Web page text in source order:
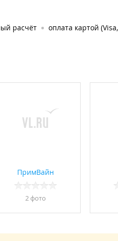
расчёт оплата картой
ПримВайн
2 фото